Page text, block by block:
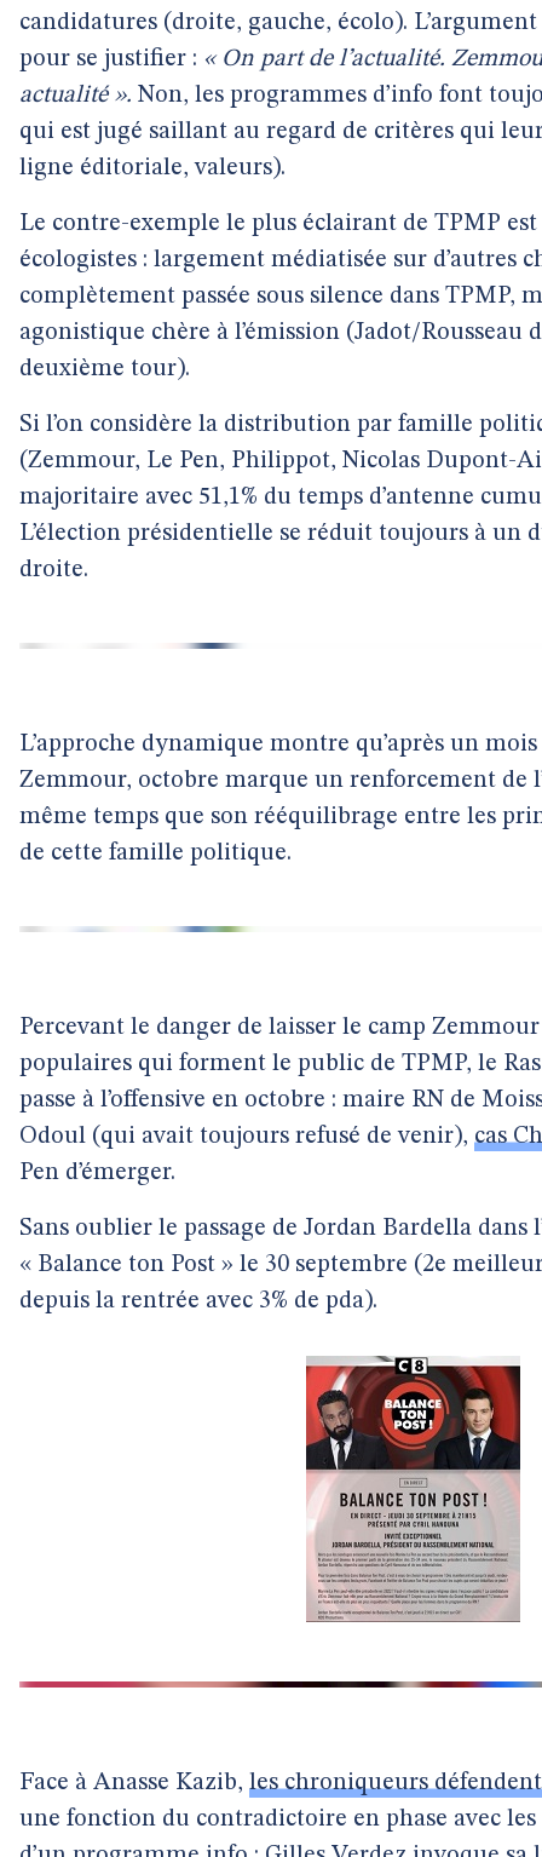
candidatures (droite, gauche, écolo).
pour se justifier : « On part de l’actualité.
actualité ». Non, les programmes d’info font
qui est jugé saillant au regard de critères qui
ligne éditoriale, valeurs).
Le contre-exemple le plus éclairant de TPMP
écologistes : largement médiatisée sur d’autres
complètement passée sous silence dans TPMP,
agonistique chère à l’émission (Jadot/Rousseau
deuxième tour).
Si l’on considère la distribution par famille
(Zemmour, Le Pen, Philippot, Nicolas Dupont-
majoritaire avec 51,1% du temps d’antenne
L’élection présidentielle se réduit toujours à un
droite.
L’approche dynamique montre qu’après un
Zemmour, octobre marque un renforcement de
même temps que son rééquilibrage entre les
de cette famille politique.
Percevant le danger de laisser le camp
populaires qui forment le public de TPMP, le
passe à l’offensive en octobre : maire RN de
Odoul (qui avait toujours refusé de venir), cas
Pen d’émerger.
Sans oublier le passage de Jordan Bardella dans
« Balance ton Post » le 30 septembre (2e
depuis la rentrée avec 3% de pda).
Face à Anasse Kazib, les chroniqueurs
une fonction du contradictoire en phase avec